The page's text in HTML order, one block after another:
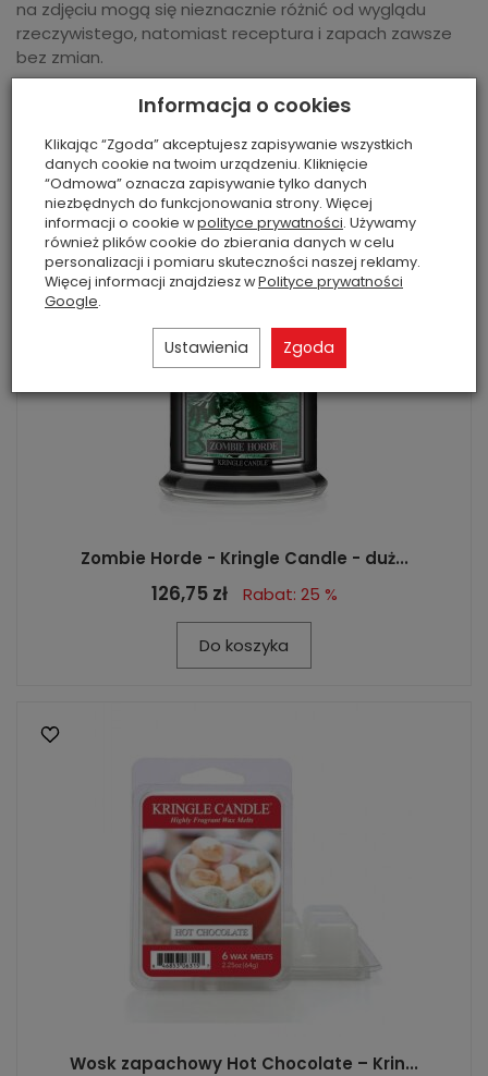
na zdjęciu mogą się nieznacznie różnić od wyglądu
rzeczywistego, natomiast receptura i zapach zawsze
bez zmian.
Polecane produkty
Zombie Horde - Kringle Candle - duż...
126,75 zł Rabat: 25 %
Do koszyka
Wosk zapachowy Hot Chocolate – Krin...
Informacja o cookies
Klikając “Zgoda” akceptujesz zapisywanie wszystkich
danych cookie na twoim urządzeniu. Kliknięcie
“Odmowa” oznacza zapisywanie tylko danych
niezbędnych do funkcjonowania strony. Więcej
informacji o cookie wpolityce prywatności. Używamy
również plików cookie do zbierania danych w celu
personalizacji i pomiaru skuteczności naszej reklamy.
Więcej informacji znajdziesz wPolityce prywatności
Google.
Ustawienia Zgoda